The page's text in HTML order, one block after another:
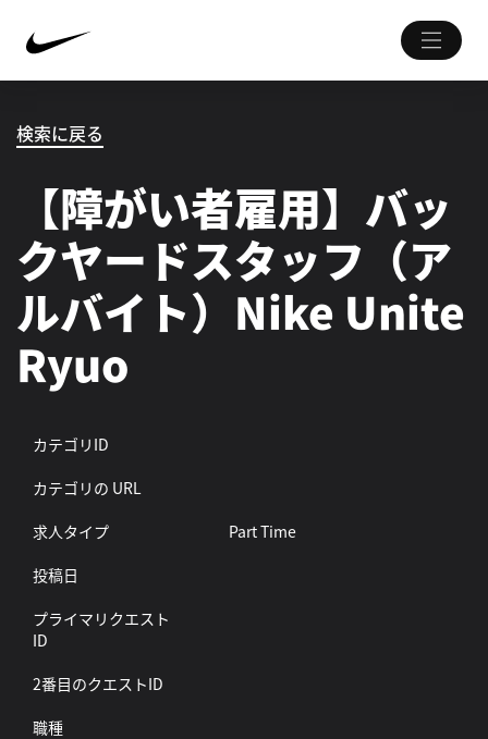
検索に戻る
【障がい者雇用】バッ
クヤードスタッフ（ア
ルバイト）Nike Unite
Ryuo
カテゴリID
カテゴリの URL
求人タイプ
Part Time
投稿日
プライマリクエスト
ID
2番目のクエストID
職種